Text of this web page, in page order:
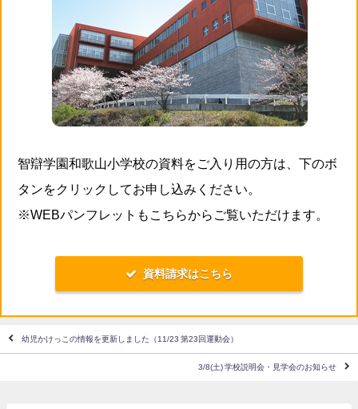
智辯学園和歌山小学校の資料をご入り用の方は、下のボ
タンをクリックしてお申し込みください。
※WEBパンフレットもこちらからご覧いただけます。
資料請求はこちら
幼児かけっこの情報を更新しました（11/23 第23回運動会）
3/8(土) 学校説明会・見学会のお知らせ